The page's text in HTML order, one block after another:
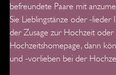
befreundete Paare mit
Sie Lieblingstänze oder -lieder
der Zusage zur Hochzeit
Hochzeitshomepage, dann
und -vorlieben bei der